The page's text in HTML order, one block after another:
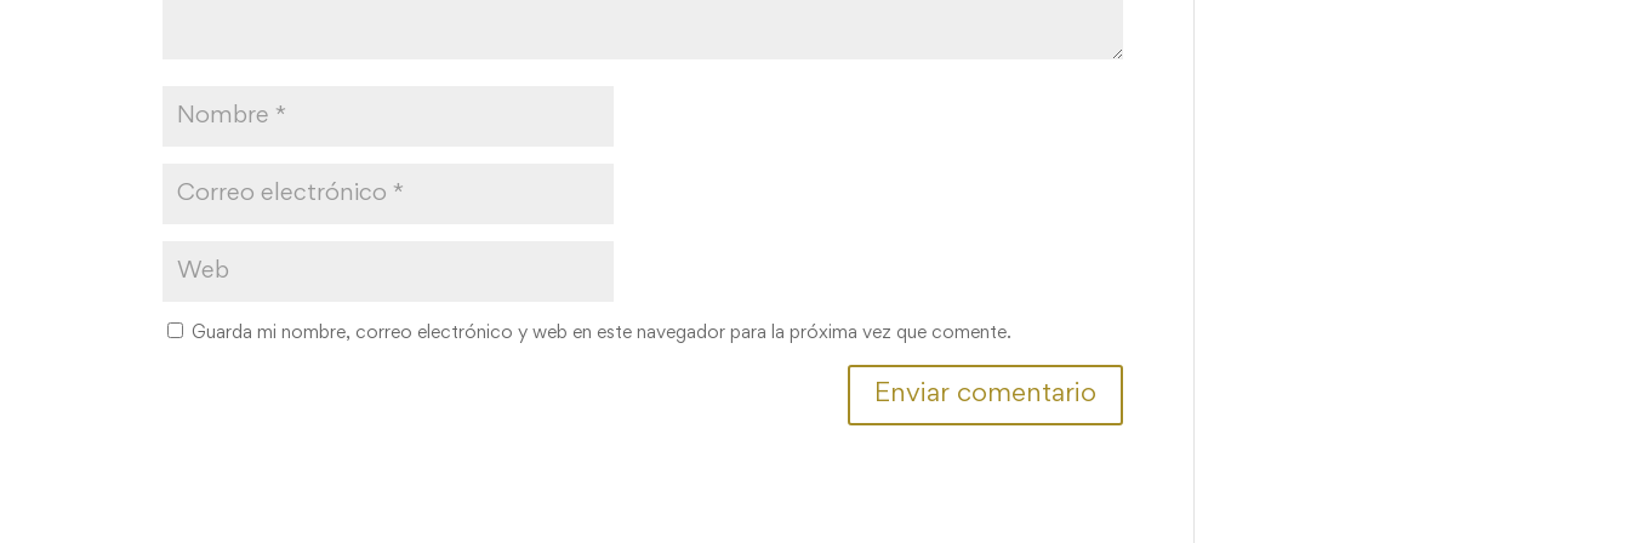
Guarda mi nombre, correo electrónico y web en este navegador para la próxima vez que comente.